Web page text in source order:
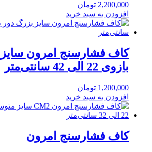
2,200,000 تومان
افزودن به سبد خرید
کاف فشارسنج امرون سایز
بازوی 22 الی 42 سانتی‌متر
1,200,000 تومان
افزودن به سبد خرید
کاف فشارسنج امرون